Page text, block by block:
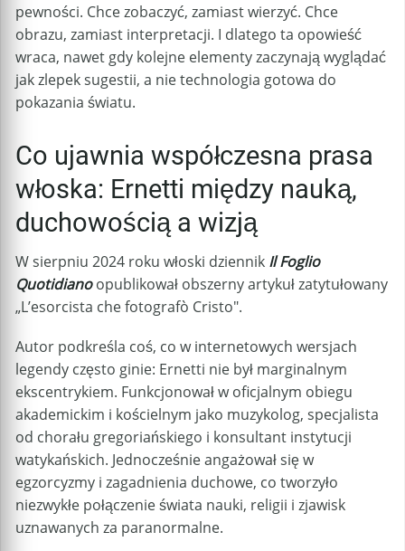
pewności. Chce zobaczyć, zamiast wierzyć. Chce
obrazu, zamiast interpretacji. I dlatego ta opowieść
wraca, nawet gdy kolejne elementy zaczynają wyglądać
jak zlepek sugestii, a nie technologia gotowa do
pokazania światu.
Co ujawnia współczesna prasa
włoska: Ernetti między nauką,
duchowością a wizją
W sierpniu 2024 roku włoski dziennik Il Foglio
Quotidiano opublikował obszerny artykuł zatytułowany
„L’esorcista che fotografò Cristo".
Autor podkreśla coś, co w internetowych wersjach
legendy często ginie: Ernetti nie był marginalnym
ekscentrykiem. Funkcjonował w oficjalnym obiegu
akademickim i kościelnym jako muzykolog, specjalista
od chorału gregoriańskiego i konsultant instytucji
watykańskich. Jednocześnie angażował się w
egzorcyzmy i zagadnienia duchowe, co tworzyło
niezwykłe połączenie świata nauki, religii i zjawisk
uznawanych za paranormalne.